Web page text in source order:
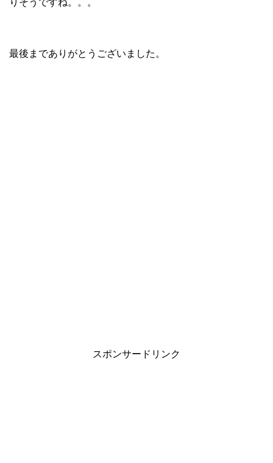
最後までありがとうございました。
スポンサードリンク